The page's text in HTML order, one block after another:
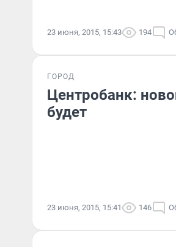
23 июня, 2015, 15:43 194
ГОРОД
Центробанк:
будет
23 июня, 2015, 15:41 146